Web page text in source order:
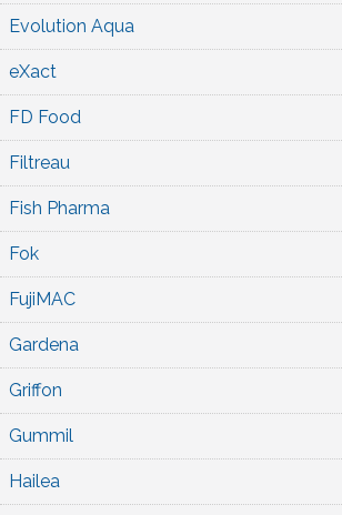
Evolution Aqua
eXact
FD Food
Filtreau
Fish Pharma
Fok
FujiMAC
Gardena
Griffon
Gummil
Hailea